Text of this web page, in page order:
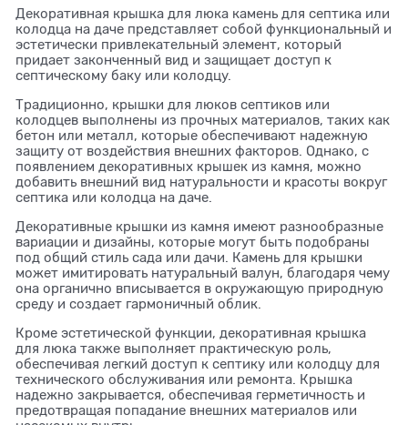
Декоративная крышка для люка камень для септика или
колодца на даче представляет собой функциональный и
эстетически привлекательный элемент, который
придает законченный вид и защищает доступ к
септическому баку или колодцу.
Традиционно, крышки для люков септиков или
колодцев выполнены из прочных материалов, таких как
бетон или металл, которые обеспечивают надежную
защиту от воздействия внешних факторов. Однако, с
появлением декоративных крышек из камня, можно
добавить внешний вид натуральности и красоты вокруг
септика или колодца на даче.
Декоративные крышки из камня имеют разнообразные
вариации и дизайны, которые могут быть подобраны
под общий стиль сада или дачи. Камень для крышки
может имитировать натуральный валун, благодаря чему
она органично вписывается в окружающую природную
среду и создает гармоничный облик.
Кроме эстетической функции, декоративная крышка
для люка также выполняет практическую роль,
обеспечивая легкий доступ к септику или колодцу для
технического обслуживания или ремонта. Крышка
надежно закрывается, обеспечивая герметичность и
предотвращая попадание внешних материалов или